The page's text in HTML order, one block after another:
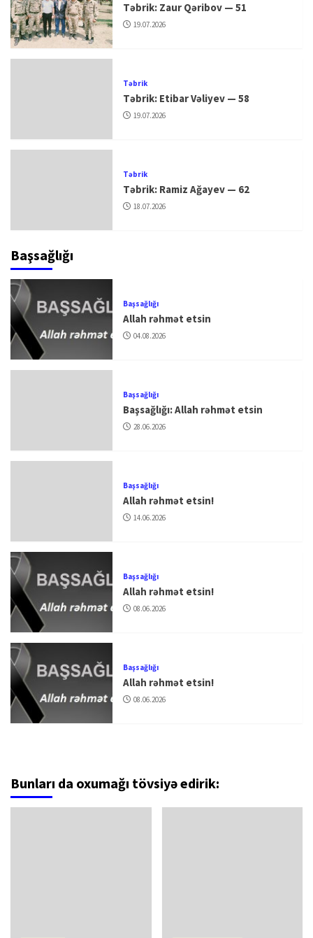
Təbrik: Zaur Qəribov — 51
19.07.2026
Təbrik
Təbrik: Etibar Vəliyev — 58
19.07.2026
Təbrik
Təbrik: Ramiz Ağayev — 62
18.07.2026
Başsağlığı
Başsağlığı
Allah rəhmət etsin
04.08.2026
Başsağlığı
Başsağlığı: Allah rəhmət etsin
28.06.2026
Başsağlığı
Allah rəhmət etsin!
14.06.2026
Başsağlığı
Allah rəhmət etsin!
08.06.2026
Başsağlığı
Allah rəhmət etsin!
08.06.2026
Bunları da oxumağı tövsiyə edirik: